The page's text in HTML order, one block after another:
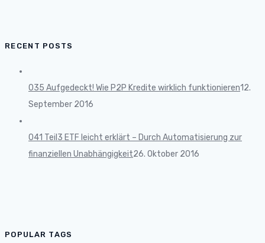
RECENT POSTS
035 Aufgedeckt! Wie P2P Kredite wirklich funktionieren12.
September 2016
041 Teil3 ETF leicht erklärt – Durch Automatisierung zur
finanziellen Unabhängigkeit26. Oktober 2016
POPULAR TAGS